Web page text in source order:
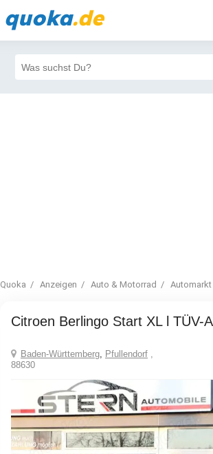
quoka.de
Quoka Anzeigen Auto & Motorrad Automarkt
Citroen Berlingo Start XL l TÜV-
Baden-Württemberg, Pfullendorf ,
88630